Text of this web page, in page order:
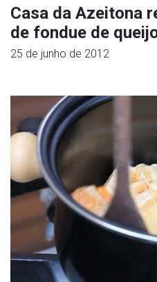
Casa da Azeitona
de fondue de
25 de junho de 2012